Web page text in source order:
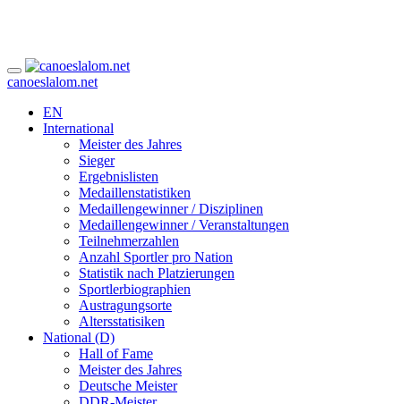
canoeslalom.net
EN
International
Meister des Jahres
Sieger
Ergebnislisten
Medaillenstatistiken
Medaillengewinner / Disziplinen
Medaillengewinner / Veranstaltungen
Teilnehmerzahlen
Anzahl Sportler pro Nation
Statistik nach Platzierungen
Sportlerbiographien
Austragungsorte
Altersstatisiken
National (D)
Hall of Fame
Meister des Jahres
Deutsche Meister